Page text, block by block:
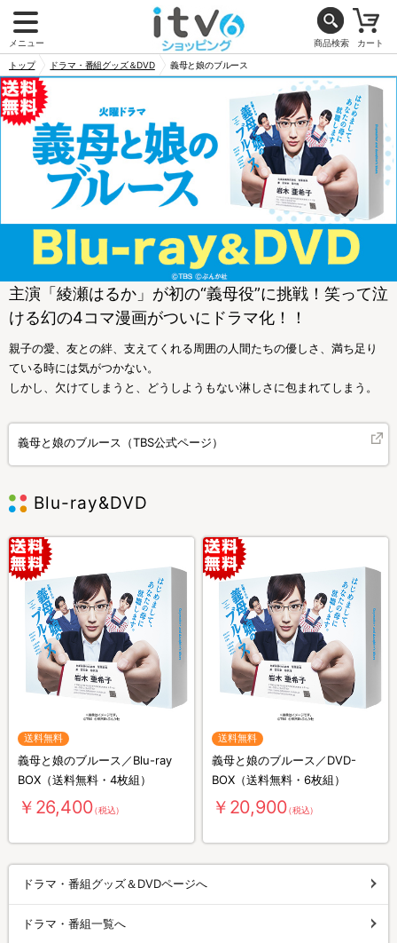
メニュー 商品検索 カート
トップ ドラマ・番組グッズ＆DVD 義母と娘のブルース
主演「綾瀬はるか」が初の“義母役”に挑戦！笑って泣
ける幻の4コマ漫画がついにドラマ化！！
親子の愛、友との絆、支えてくれる周囲の人間たちの優しさ、満ち足り
ている時には気がつかない。
しかし、欠けてしまうと、どうしようもない淋しさに包まれてしまう。
義母と娘のブルース（TBS公式ページ）
Blu-ray&DVD
送料無料
義母と娘のブルース／Blu-ray
BOX（送料無料・4枚組）
￥26,400（税込）
送料無料
義母と娘のブルース／DVD-
BOX（送料無料・6枚組）
￥20,900（税込）
ドラマ・番組グッズ＆DVDページへ
ドラマ・番組一覧へ